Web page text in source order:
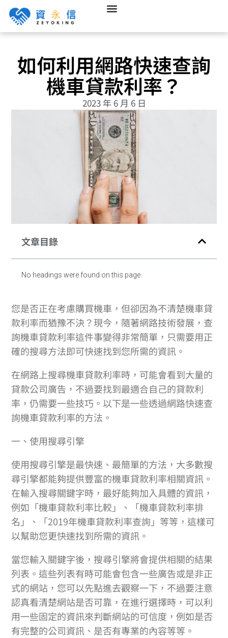
如何利用網路快速查詢
機車貸款利率？
2023 年 6 月 6 日
文章目錄
No headings were found on this page.
您是否正在考慮購買機車，但卻因為不清楚機車貸
款利率而猶豫不決？現今，隨著網路技術發展，查
詢機車貸款利率這件事變得非常簡單，只需要用正
確的搜尋方法即可快速找到您所需的資訊。
在網路上搜尋機車貸款利率時，可能會看到大量的
貸款公司廣告，不過要找到最適合自己的貸款利
率，仍需要一些技巧。以下是一些透過網路快速查
詢機車貸款利率的方法。
一、使用搜尋引擎
使用搜尋引擎是最快速、最簡單的方法，大多數搜
尋引擎都能夠提供豐富的機車貸款利率相關資訊。
在輸入搜尋關鍵字時，最好能夠加入具體的資訊，
例如「機車貸款利率比較」、「機車貸款利率排
名」、「2019年機車貸款利率查詢」等等，這樣可
以幫助您更快速找到所需的資訊。
當您輸入關鍵字後，搜尋引擎將會提供相關的結果
列表。這些列表有時可能會包含一些廣告或是非正
式的網站，您可以先點進去觀察一下，不過要注意
認真看清楚網站是否可靠，在進行選擇時，可以利
用一些固定的資訊來判斷網站的可信度，例如是否
有完整的公司資訊、是否有專業的內容等等。